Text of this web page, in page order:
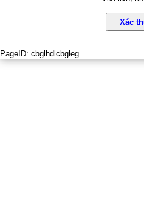
Xác
PageID: cbglhdlcbgleg